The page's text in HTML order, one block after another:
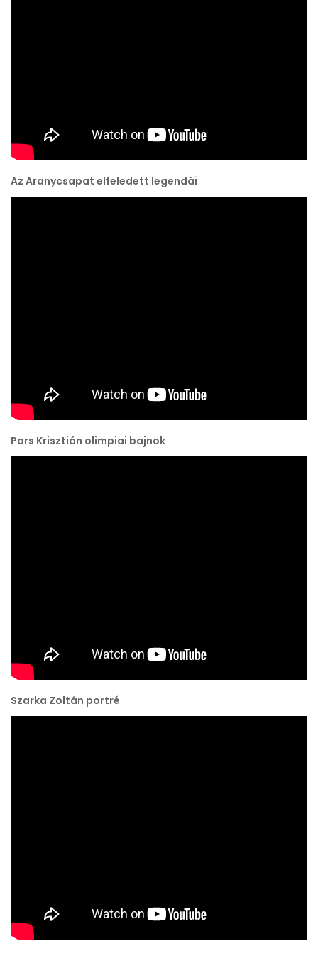
Az Aranycsapat elfeledett legendái
Pars Krisztián olimpiai bajnok
Szarka Zoltán portré